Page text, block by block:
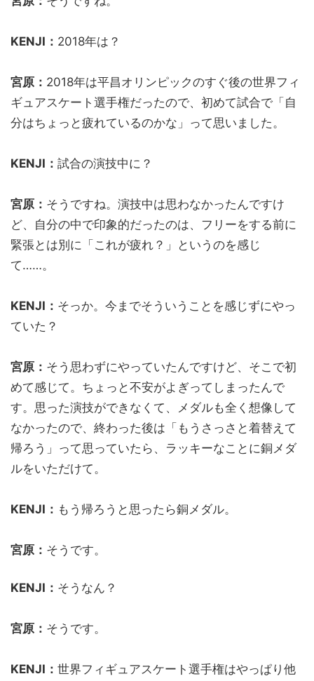
KENJI： 2018年は？
宮原： 2018年は平昌オリンピックのすぐ後の世界フィ
ギュアスケート選手権だったので、初めて試合で「自
分はちょっと疲れているのかな」って思いました。
KENJI： 試合の演技中に？
宮原： そうですね。演技中は思わなかったんですけ
ど、自分の中で印象的だったのは、フリーをする前に
緊張とは別に「これが疲れ？」というのを感じ
て……。
KENJI： そっか。今までそういうことを感じずにやっ
ていた？
宮原： そう思わずにやっていたんですけど、そこで初
めて感じて。ちょっと不安がよぎってしまったんで
す。思った演技ができなくて、メダルも全く想像して
なかったので、終わった後は「もうさっさと着替えて
帰ろう」って思っていたら、ラッキーなことに銅メダ
ルをいただけて。
KENJI： もう帰ろうと思ったら銅メダル。
宮原： そうです。
KENJI： そうなん？
宮原： そうです。
KENJI： 世界フィギュアスケート選手権はやっぱり他